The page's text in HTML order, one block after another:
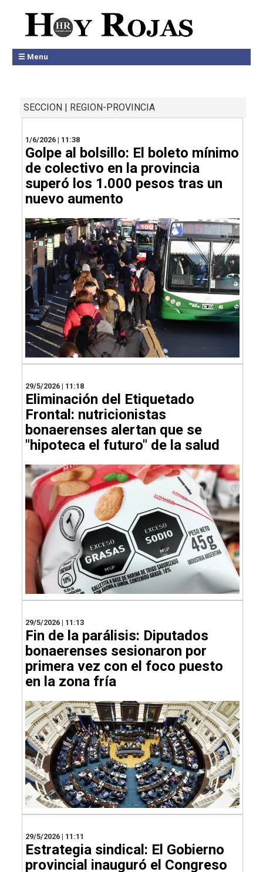
☰ Menu
SECCION | REGION-PROVINCIA
1/6/2026 | 11:38
Golpe al bolsillo: El boleto mínimo
de colectivo en la provincia
superó los 1.000 pesos tras un
nuevo aumento
29/5/2026 | 11:18
Eliminación del Etiquetado
Frontal: nutricionistas
bonaerenses alertan que se
"hipoteca el futuro" de la salud
29/5/2026 | 11:13
Fin de la parálisis: Diputados
bonaerenses sesionaron por
primera vez con el foco puesto
en la zona fría
29/5/2026 | 11:11
Estrategia sindical: El Gobierno
provincial inauguró el Congreso